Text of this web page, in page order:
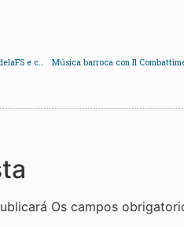
Homenaxe a Antón, xogador benxamín do RedondelaFS e campión de España Música barroca con Il
Os campos